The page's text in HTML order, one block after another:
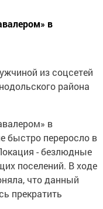
в
из соцсетей
района
в
быстро переросло в
- безлюдные
поселений. В ходе
что данный
прекратить